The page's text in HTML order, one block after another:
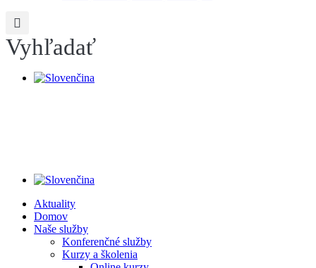
Vyhľadať
Aktuality
Domov
Naše služby
Konferenčné služby
Kurzy a školenia